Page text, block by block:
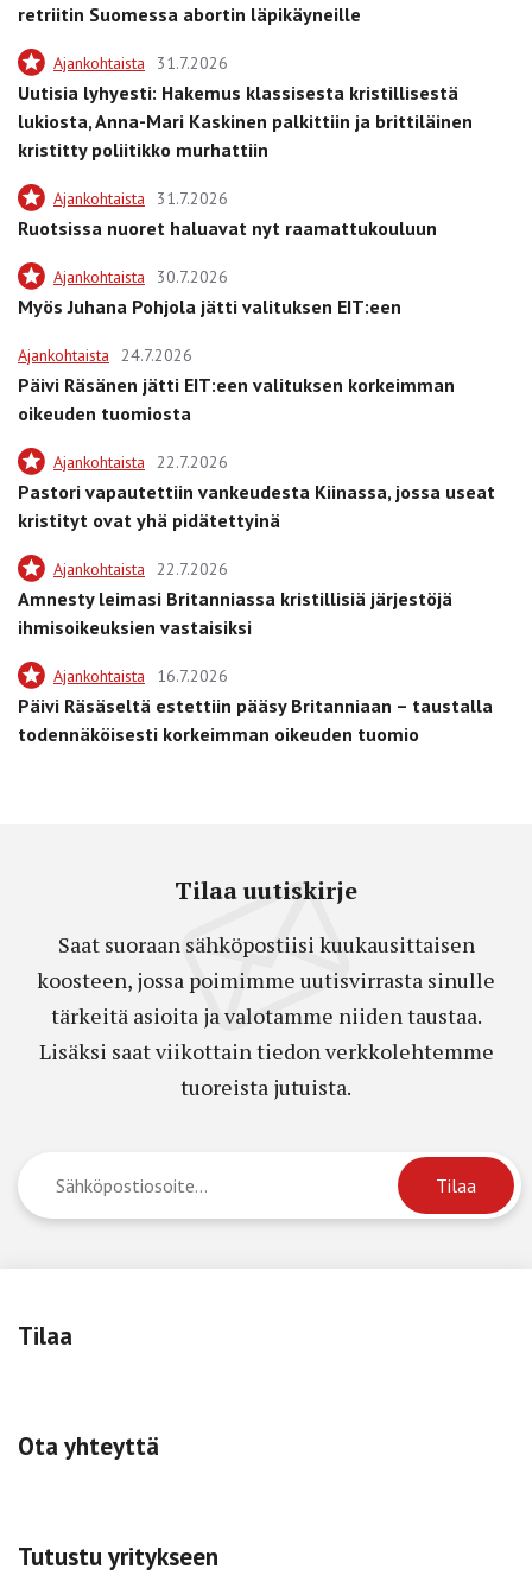
retriitin Suomessa abortin läpikäyneille
Ajankohtaista 31.7.2026
Uutisia lyhyesti: Hakemus klassisesta kristillisestä
lukiosta, Anna-Mari Kaskinen palkittiin ja brittiläinen
kristitty poliitikko murhattiin
Ajankohtaista 31.7.2026
Ruotsissa nuoret haluavat nyt raamattukouluun
Ajankohtaista 30.7.2026
Myös Juhana Pohjola jätti valituksen EIT:een
Ajankohtaista 24.7.2026
Päivi Räsänen jätti EIT:een valituksen korkeimman
oikeuden tuomiosta
Ajankohtaista 22.7.2026
Pastori vapautettiin vankeudesta Kiinassa, jossa useat
kristityt ovat yhä pidätettyinä
Ajankohtaista 22.7.2026
Amnesty leimasi Britanniassa kristillisiä järjestöjä
ihmisoikeuksien vastaisiksi
Ajankohtaista 16.7.2026
Päivi Räsäseltä estettiin pääsy Britanniaan – taustalla
todennäköisesti korkeimman oikeuden tuomio
Tilaa uutiskirje
Saat suoraan sähköpostiisi kuukausittaisen
koosteen, jossa poimimme uutisvirrasta sinulle
tärkeitä asioita ja valotamme niiden taustaa.
Lisäksi saat viikottain tiedon verkkolehtemme
tuoreista jutuista.
Tilaa
Ota yhteyttä
Tutustu yritykseen